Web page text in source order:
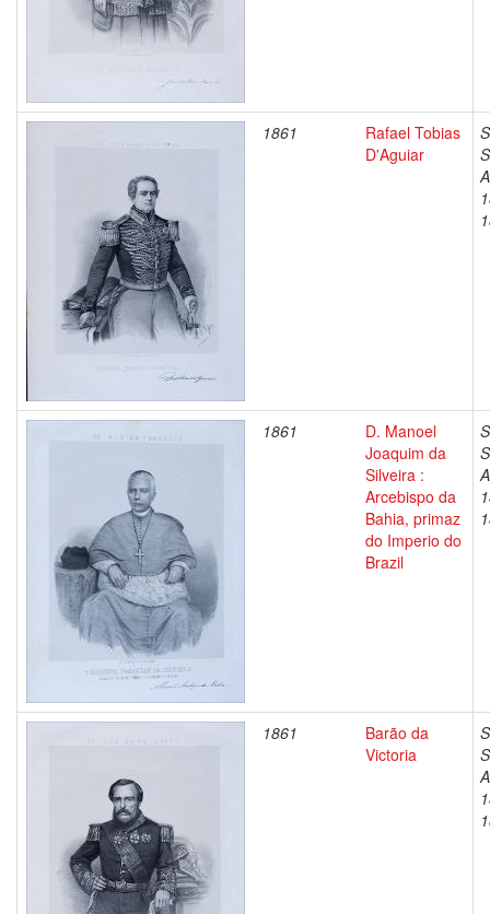
1861
Rafael Tobias
D'Aguiar
1861
D. Manoel
Joaquim da
Silveira :
Arcebispo da
Bahia, primaz
do Imperio do
Brazil
1861
Barão da
Victoria